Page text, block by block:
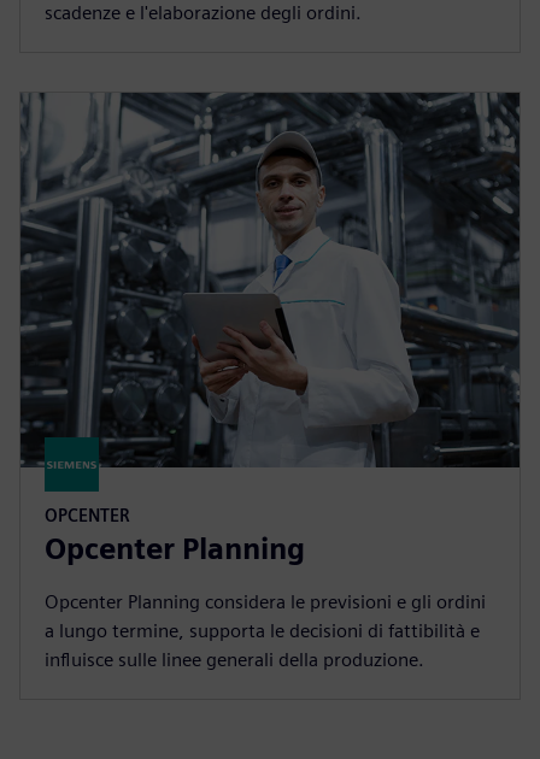
scadenze e l'elaborazione degli ordini.
OPCENTER
Opcenter Planning
Opcenter Planning considera le previsioni e gli ordini
a lungo termine, supporta le decisioni di fattibilità e
influisce sulle linee generali della produzione.